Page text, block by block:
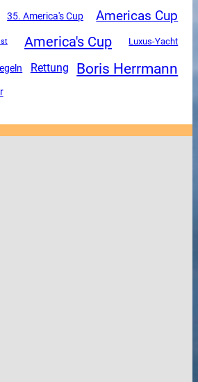
35. America's Cup Americas Cup
America's Cup Luxus-Yacht
Rettung Boris Herrmann